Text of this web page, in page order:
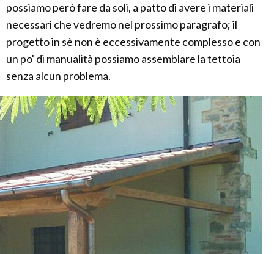
possiamo però fare da soli, a patto di avere i materiali
necessari che vedremo nel prossimo paragrafo; il
progetto in sè non è eccessivamente complesso e con
un po' di manualità possiamo assemblare la tettoia
senza alcun problema.